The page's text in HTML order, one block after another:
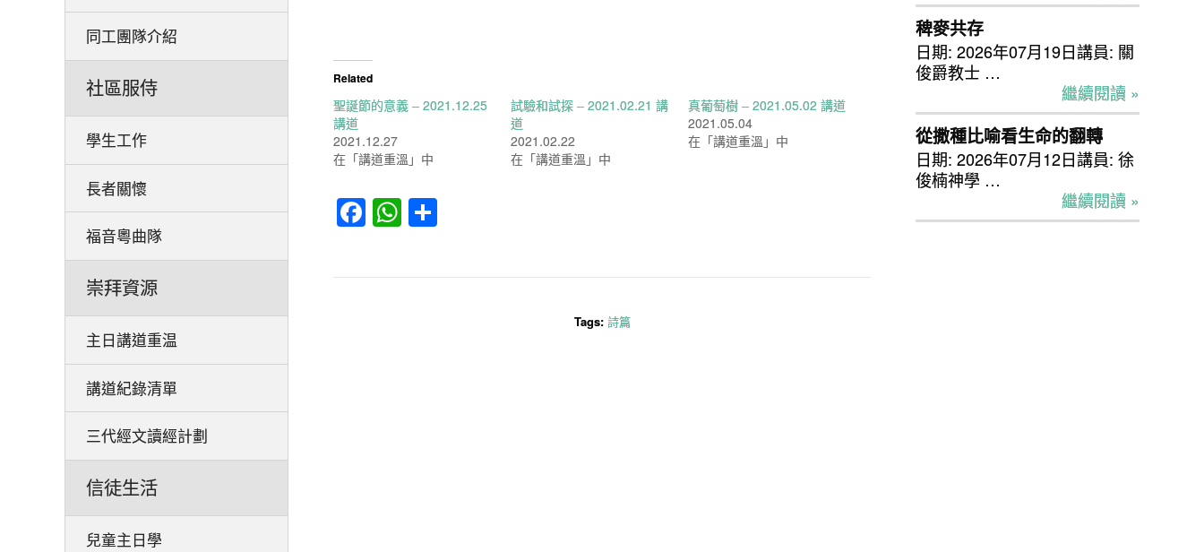
同工團隊介紹
社區服侍
學生工作
長者關懷
福音粵曲隊
崇拜資源
主日講道重温
講道紀錄清單
三代經文讀經計劃
信徒生活
兒童主日學
Related
聖誕節的意義 – 2021.12.25
講道
2021.12.27
在「講道重溫」中
試驗和試探 – 2021.02.21 講
道
2021.02.22
在「講道重溫」中
真葡萄樹 – 2021.05.02 講道
2021.05.04
在「講道重溫」中
Facebook
WhatsApp
Tags: 詩篇
稗麥共存
日期: 2026年07月19日講員: 關
俊爵教士 …
繼續閱讀 »
從撒種比喻看生命的翻轉
日期: 2026年07月12日講員: 徐
俊楠神學 …
繼續閱讀 »